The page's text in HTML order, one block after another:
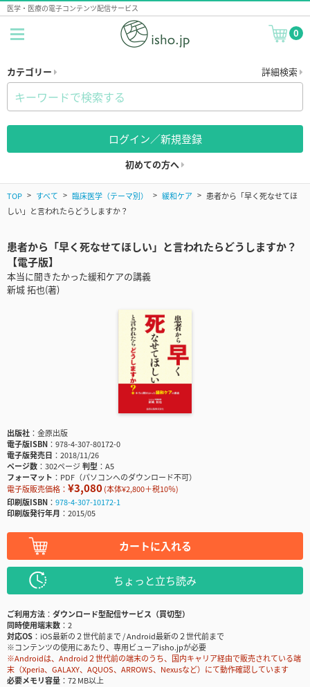
医学・医療の電子コンテンツ配信サービス
0
カテゴリー 詳細検索
ログイン／新規登録
初めての方へ
TOP すべて 臨床医学（テーマ別） 緩和ケア
患者から「早く死なせてほ
しい」と言われたらどうしますか？
患者から「早く死なせてほしい」と言われたらどうしますか？
【電子版】
本当に聞きたかった緩和ケアの講義
新城 拓也(著)
出版社
金原出版
電子版ISBN
978-4-307-80172-0
電子版発売日
2018/11/26
ページ数
302ページ判型
A5
フォーマット
PDF（パソコンへのダウンロード不可）
電子版販売価格： ¥3,080(本体¥2,800＋税10％)
印刷版ISBN
978-4-307-10172-1
印刷版発行年月
2015/05
カートに入れる
ちょっと立ち読み
ご利用方法
ダウンロード型配信サービス（買切型）
同時使用端末数
2
対応OS
iOS最新の２世代前まで / Android最新の２世代前まで
※コンテンツの使用にあたり、専用ビューアisho.jpが必要
※Androidは、Android２世代前の端末のうち、国内キャリア経由で販売されている端
末（Xperia、GALAXY、AQUOS、ARROWS、Nexusなど）にて動作確認しています
必要メモリ容量
72 MB以上